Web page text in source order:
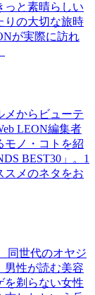
っと素晴らしい
りの大切な旅時
が実際に訪れ
メからビューテ
LEON編集者
モノ・コトを紹
BEST30」。1
スメのネタをお
同世代のオヤジ
男性が読む美容
を剃らない女性